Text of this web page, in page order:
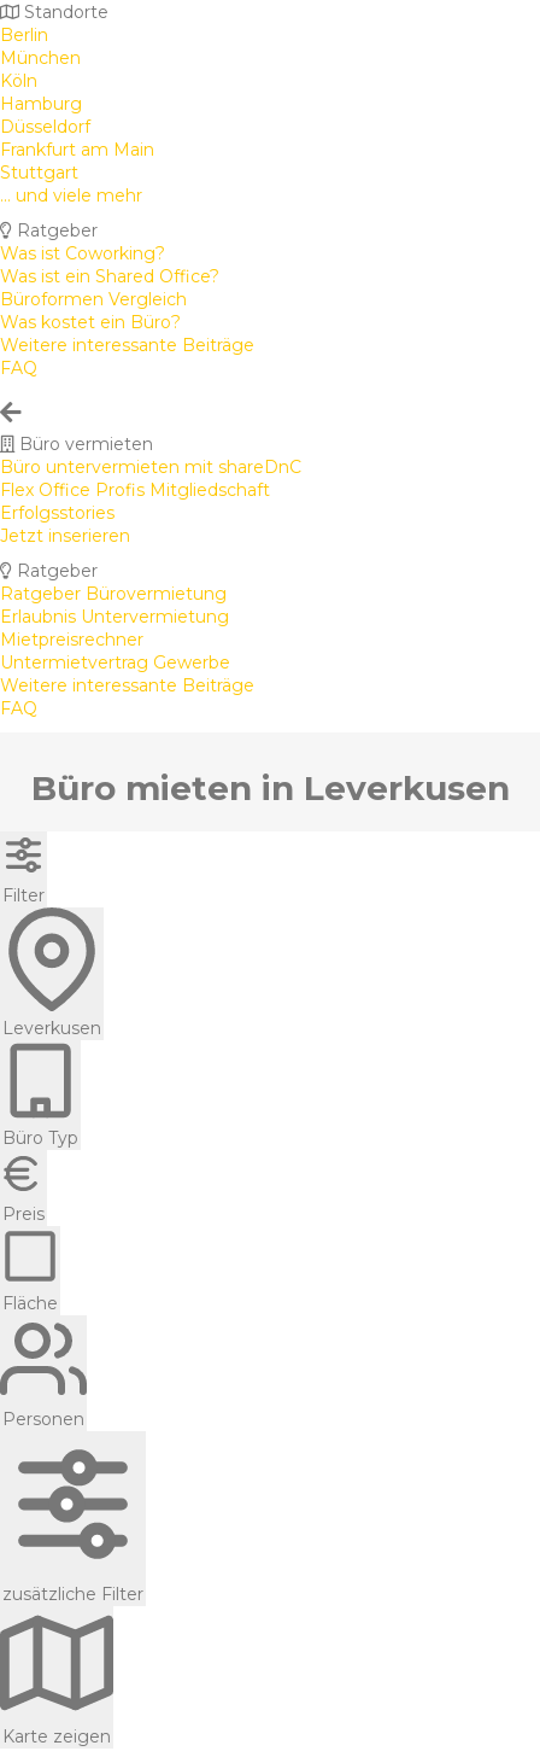
Standorte
Berlin
München
Köln
Hamburg
Düsseldorf
Frankfurt am Main
Stuttgart
... und viele mehr
Ratgeber
Was ist Coworking?
Was ist ein Shared Office?
Büroformen Vergleich
Was kostet ein Büro?
Weitere interessante Beiträge
FAQ
Büro vermieten
Büro untervermieten mit shareDnC
Flex Office Profis Mitgliedschaft
Erfolgsstories
Jetzt inserieren
Ratgeber
Ratgeber Bürovermietung
Erlaubnis Untervermietung
Mietpreisrechner
Untermietvertrag Gewerbe
Weitere interessante Beiträge
FAQ
Büro mieten in Leverkusen
Filter
Leverkusen
Büro Typ
Preis
Fläche
Personen
zusätzliche Filter
Karte zeigen